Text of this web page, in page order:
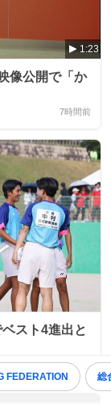
FEDERATION 総
1:23
像公開で「か
7時間前
スト4進出と
11時間前